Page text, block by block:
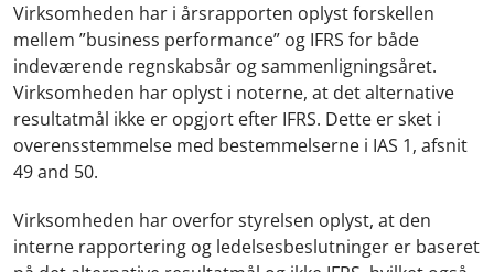
Virksomheden har i årsrapporten oplyst forskellen
mellem ”business performance” og IFRS for både
indeværende regnskabsår og sammenligningsåret.
Virksomheden har oplyst i noterne, at det alternative
resultatmål ikke er opgjort efter IFRS. Dette er sket i
overensstemmelse med bestemmelserne i IAS 1, afsnit
49 and 50.
Virksomheden har overfor styrelsen oplyst, at den
interne rapportering og ledelsesbeslutninger er baseret